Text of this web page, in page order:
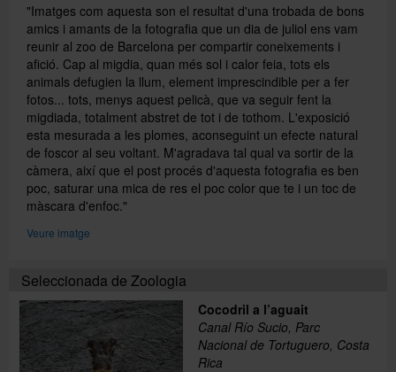
"Imatges com aquesta son el resultat d'una trobada de bons
amics i amants de la fotografia que un dia de juliol ens vam
reunir al zoo de Barcelona per compartir coneixements i
afició. Cap al migdia, quan més sol i calor feia, tots els
animals defugien la llum, element imprescindible per a fer
fotos... tots, menys aquest pelicà, que va seguir fent la
migdiada, totalment abstret de tot i de tothom. L'exposició
esta mesurada a les plomes, aconseguint un efecte natural
de foscor al seu voltant. M'agradava tal qual va sortir de la
càmera, així que el post procés d'aquesta fotografia es ben
poc, saturar una mica de res el poc color que te i un toc de
màscara d'enfoc."
Veure imatge
Seleccionada de Zoologia
Cocodril a l’aguait
Canal Río Sucio, Parc
Nacional de Tortuguero, Costa
Rica